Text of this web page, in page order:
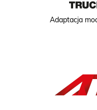
Adaptacja